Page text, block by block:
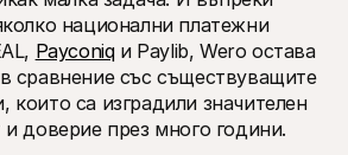
национални платежни
Payconiq и Paylib, Wero остава
сравнение със съществуващите
са изградили значителен
доверие през много години.